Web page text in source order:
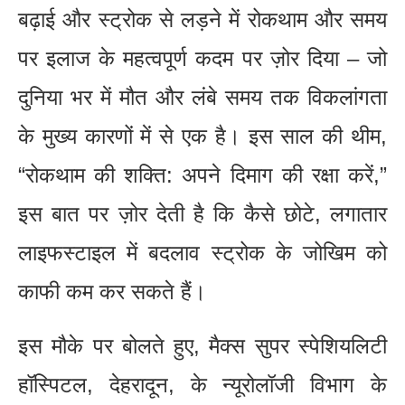
बढ़ाई और स्ट्रोक से लड़ने में रोकथाम और समय
पर इलाज के महत्वपूर्ण कदम पर ज़ोर दिया – जो
दुनिया भर में मौत और लंबे समय तक विकलांगता
के मुख्य कारणों में से एक है। इस साल की थीम,
“रोकथाम की शक्ति: अपने दिमाग की रक्षा करें,”
इस बात पर ज़ोर देती है कि कैसे छोटे, लगातार
लाइफस्टाइल में बदलाव स्ट्रोक के जोखिम को
काफी कम कर सकते हैं।
इस मौके पर बोलते हुए, मैक्स सुपर स्पेशियलिटी
हॉस्पिटल, देहरादून, के न्यूरोलॉजी विभाग के